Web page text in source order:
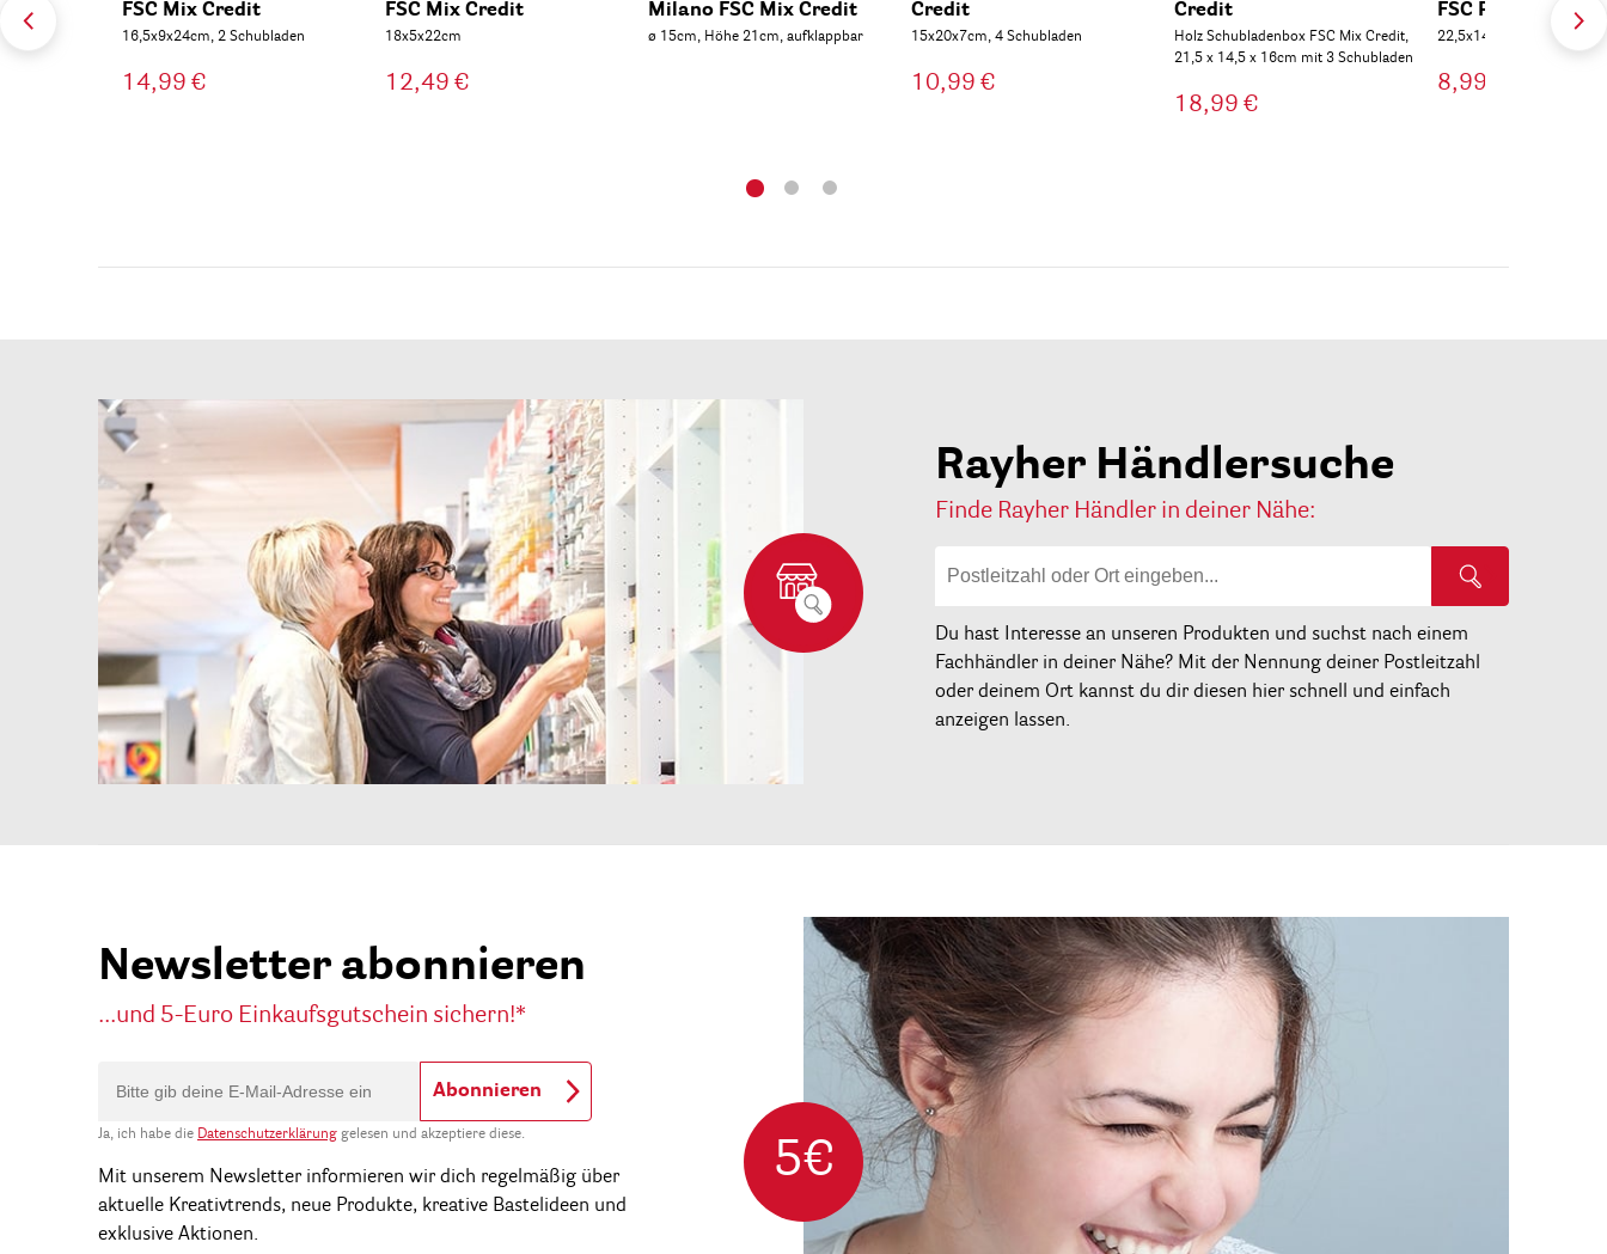
FSC Mix Credit
16,5x9x24cm, 2 Schubladen
14,99 €
FSC Mix Credit
18x5x22cm
12,49 €
Milano FSC Mix Credit
ø 15cm, Höhe 21cm, aufklappbar
Credit
15x20x7cm, 4 Schubladen
10,99 €
Credit
Holz Schubladenbox FSC Mix Credit,
21,5 x 14,5 x 16cm mit 3 Schubladen
18,99 €
FSC Recycled
22,5x14x10cm, 4 kl., 1 gr.
8,99 €
Rayher Händlersuche
Finde Rayher Händler in deiner Nähe:
Du hast Interesse an unseren Produkten und suchst nach einem
Fachhändler in deiner Nähe? Mit der Nennung deiner Postleitzahl
oder deinem Ort kannst du dir diesen hier schnell und einfach
anzeigen lassen.
5€
Newsletter abonnieren
...und 5-Euro Einkaufsgutschein sichern!*
Abonnieren
Ja, ich habe die Datenschutzerklärung gelesen und akzeptiere diese.
Mit unserem Newsletter informieren wir dich regelmäßig über
aktuelle Kreativtrends, neue Produkte, kreative Bastelideen und
exklusive Aktionen.